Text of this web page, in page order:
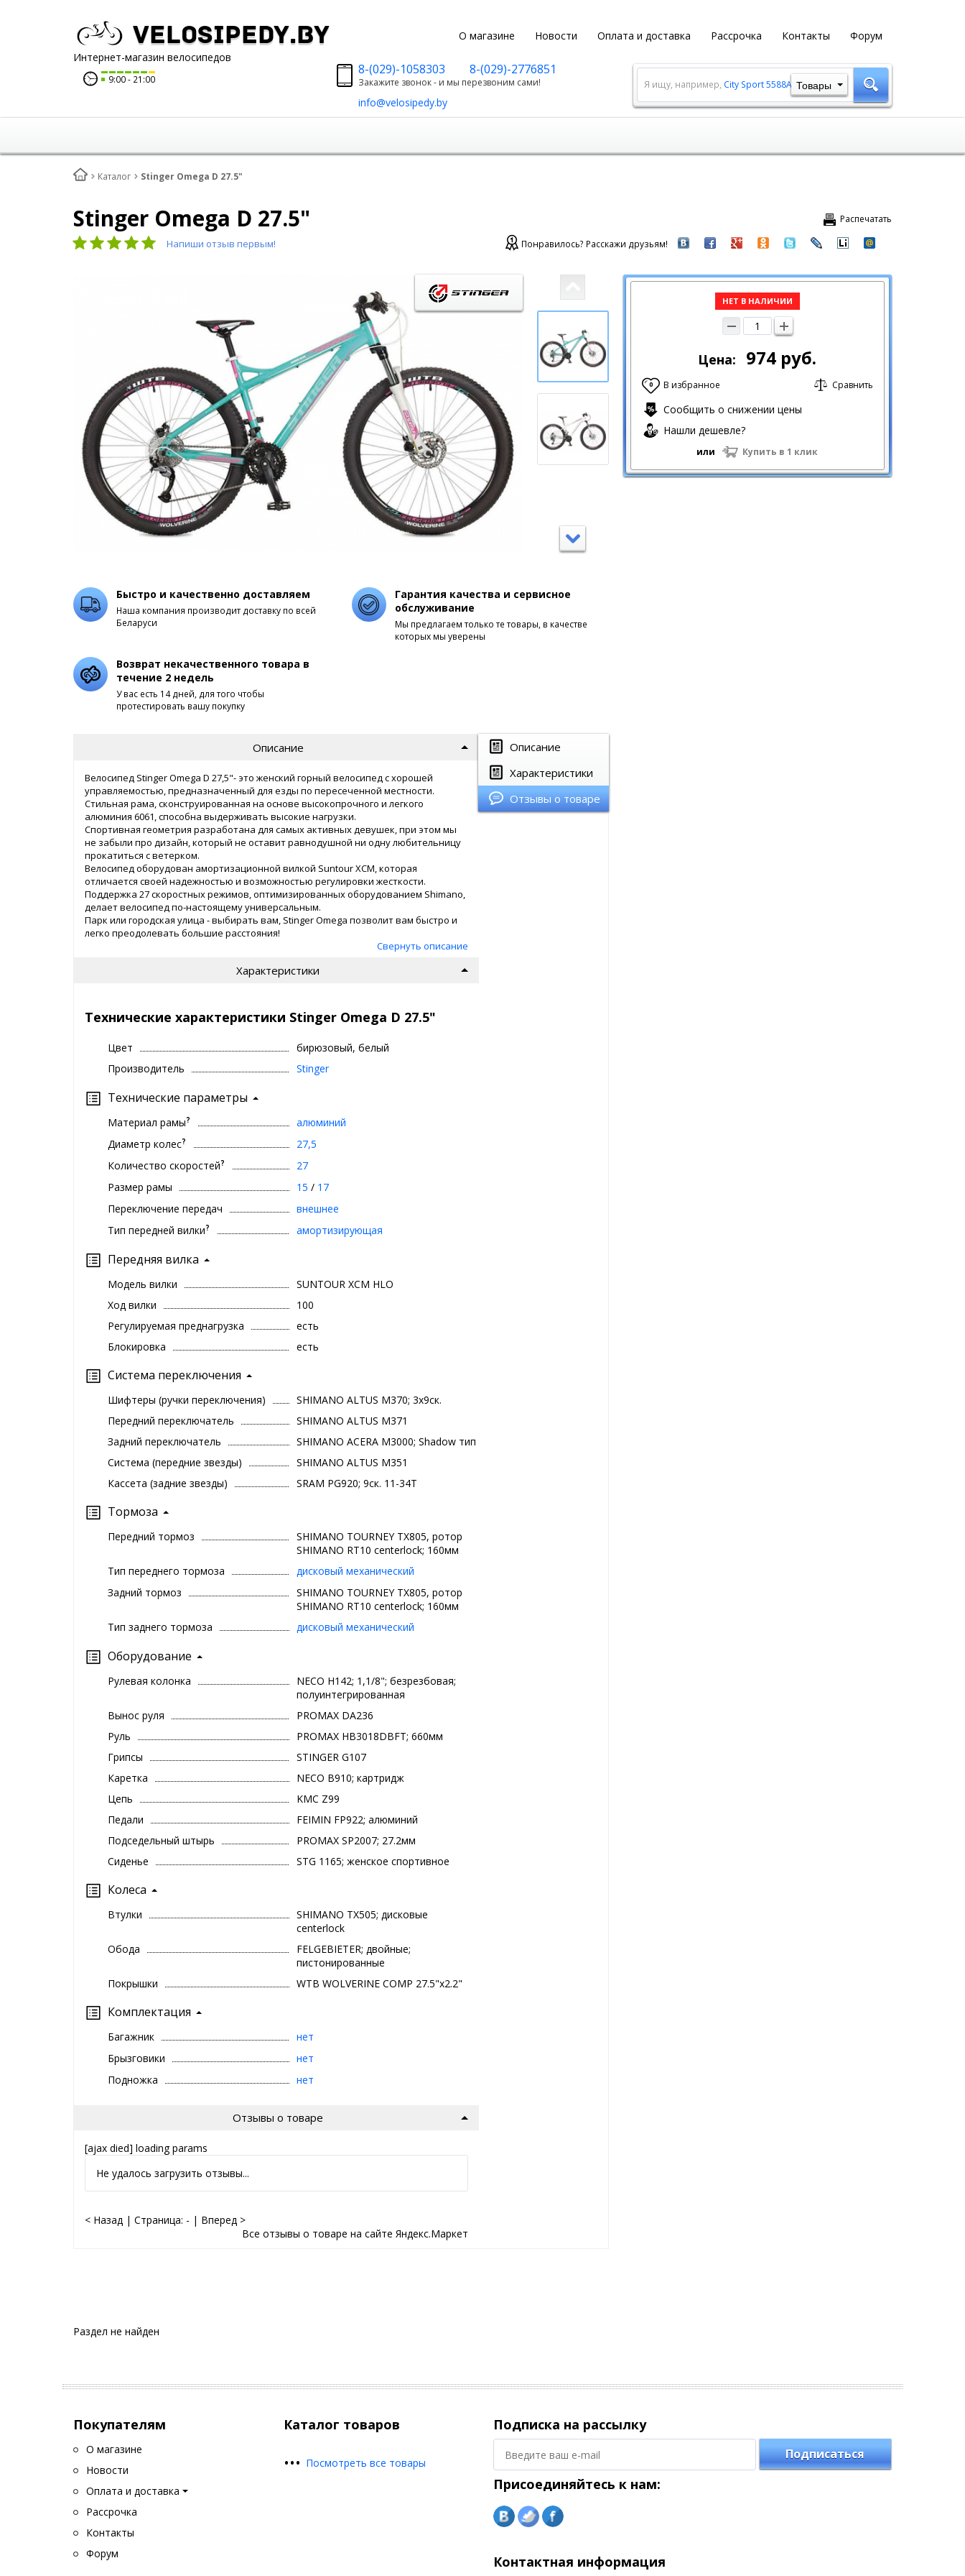
О магазине Новости Оплата и доставка Рассрочка Контакты Форум
Velosipedy.by
Интернет-магазин велосипедов
9:00 21:00
8-(029)-1058303 8-(029)-2776851
Закажите звонок - и мы перезвоним сами!
info@velosipedy.by
Я ищу, например, City Sport 5588A-1Товары
Каталог Stinger Omega D 27.5"
Распечатать
Stinger Omega D 27.5"
Напиши отзыв первым! Понравилось? Расскажи друзьям!
НЕТ В НАЛИЧИИ
Цена: 974 руб.
0 В избранное Сравнить
Сообщить о снижении цены
Нашли дешевле?
или Купить в 1 клик
Быстро и качественно доставляем
Наша компания производит доставку по всей
Беларуси
Гарантия качества и сервисное
обслуживание
Мы предлагаем только те товары, в качестве
которых мы уверены
Возврат некачественного товара в
течение 2 недель
У вас есть 14 дней, для того чтобы
протестировать вашу покупку
Описание
Характеристики
Отзывы о товаре
Описание
Велосипед Stinger Omega D 27,5"- это женский горный велосипед с хорошей
управляемостью, предназначенный для езды по пересеченной местности.
Стильная рама, сконструированная на основе высокопрочного и легкого
алюминия 6061, способна выдерживать высокие нагрузки.
Спортивная геометрия разработана для самых активных девушек, при этом мы
не забыли про дизайн, который не оставит равнодушной ни одну любительницу
прокатиться с ветерком.
Велосипед оборудован амортизационной вилкой Suntour XCM, которая
отличается своей надежностью и возможностью регулировки жесткости.
Поддержка 27 скоростных режимов, оптимизированных оборудованием Shimano,
делает велосипед по-настоящему универсальным.
Парк или городская улица - выбирать вам, Stinger Omega позволит вам быстро и
легко преодолевать большие расстояния!
Свернуть описание
Характеристики
Технические характеристики Stinger Omega D 27.5"
Цвет
бирюзовый, белый
Производитель
Stinger
Технические параметры
Материал рамы?
алюминий
Диаметр колес?
27,5
Количество скоростей?
27
Размер рамы
15 / 17
Переключение передач
внешнее
Тип передней вилки? амортизирующая
Передняя вилка
Модель вилки
SUNTOUR XCM HLO
Ход вилки
100
Регулируемая преднагрузка
есть
Блокировка
есть
Система переключения
Шифтеры (ручки переключения)
SHIMANO ALTUS M370; 3x9ск.
Передний переключатель
SHIMANO ALTUS M371
Задний переключатель
SHIMANO ACERA M3000; Shadow тип
Система (передние звезды)
SHIMANO ALTUS M351
Кассета (задние звезды)
SRAM PG920; 9ск. 11-34T
Тормоза
Передний тормоз
SHIMANO TOURNEY TX805, ротор
SHIMANO RT10 centerlock; 160мм
Тип переднего тормоза
дисковый механический
Задний тормоз
SHIMANO TOURNEY TX805, ротор
SHIMANO RT10 centerlock; 160мм
Тип заднего тормоза
дисковый механический
Оборудование
Рулевая колонка
NECO H142; 1,1/8"; безрезбовая;
полуинтегрированная
Вынос руля
PROMAX DA236
Руль
PROMAX HB3018DBFT; 660мм
Грипсы
STINGER G107
Каретка
NECO B910; картридж
Цепь
KMC Z99
Педали
FEIMIN FP922; алюминий
Подседельный штырь
PROMAX SP2007; 27.2мм
Сиденье
STG 1165; женское спортивное
Колеса
Втулки
SHIMANO TX505; дисковые
centerlock
Обода
FELGEBIETER; двойные;
пистонированные
Покрышки
WTB WOLVERINE COMP 27.5"x2.2"
Комплектация
Багажник
нет
Брызговики
нет
Подножка
нет
Отзывы о товаре
[ajax died] loading params
Не удалось загрузить отзывы...
< Назад | Страница: - | Вперед >
Все отзывы о товаре на сайте Яндекс.Маркет
Раздел не найден
Покупателям
О магазине
Новости
Оплата и доставка
Рассрочка
Контакты
Форум
Каталог товаров
••• Посмотреть все товары
Подписка на рассылку
Подписаться
Присоединяйтесь к нам:
Контактная информация